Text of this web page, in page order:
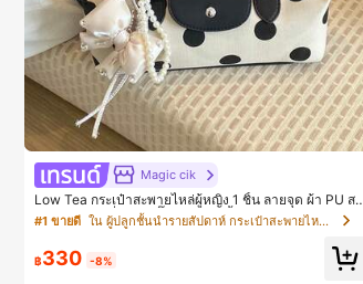
Magic cik
Low Tea กระเป๋าสะพายไหล่ผู้หญิง 1 ชิ้น ลายจุด ผ้า PU สไ
ตล์วินเทจแฟชั่น ทรงเกี๊ยว ดีไซน์หูหิ้วคู่ด้านบน ปิดด้วยกระ
ดุมแป๊ก สายสะพายปรับได้ ใช้สะพายไหล่หรือถือได้ เหมาะ
สำหรับไปทำงาน กลางแจ้ง ท่องเที่ยว และออกไปข้างนอก
(พร้อมจี้ห้อย)
#1 ขายดี ใน ผู้ปลูกชั้นนำรายสัปดาห์ กระเป๋าสะพายไหล่ผู้หญิง
฿330 -8%